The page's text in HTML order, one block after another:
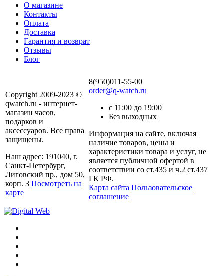
О магазине
Контакты
Оплата
Доставка
Гарантия и возврат
Отзывы
Блог
Copyright 2009-2023 ©
qwatch.ru - интернет-
магазин часов,
подарков и
аксессуаров. Все права
защищены.
Наш адрес: 191040, г.
Санкт-Петербург,
Лиговский пр., дом 50,
корп. З Посмотреть на
карте
8(950)011-55-00
order@q-watch.ru
с 11:00 до 19:00
Без выходных
Информация на сайте, включая
наличие товаров, цены и
характеристики товара и услуг, не
является публичной офертой в
соответствии со ст.435 и ч.2 ст.437
ГК РФ.
Карта сайта Пользовательское
соглашение